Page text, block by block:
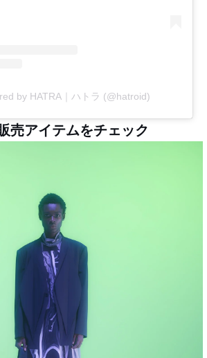
by HATRA｜ハトラ (@hatroid)
売アイテムをチェック